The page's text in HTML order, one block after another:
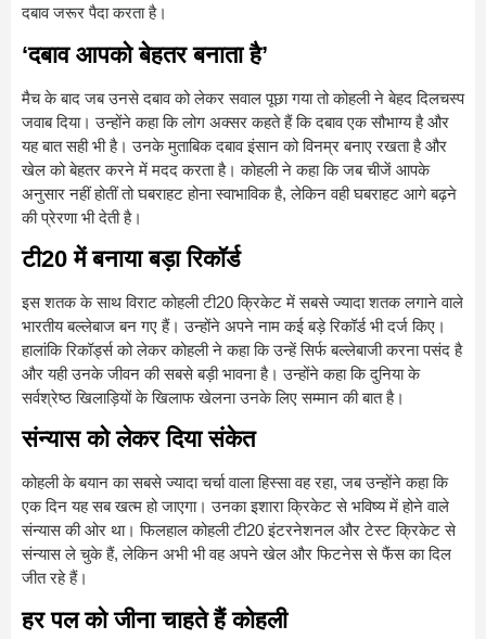
दबाव जरूर पैदा करता है।
‘दबाव आपको बेहतर बनाता है’
मैच के बाद जब उनसे दबाव को लेकर सवाल पूछा गया तो कोहली ने बेहद दिलचस्प
जवाब दिया। उन्होंने कहा कि लोग अक्सर कहते हैं कि दबाव एक सौभाग्य है और
यह बात सही भी है। उनके मुताबिक दबाव इंसान को विनम्र बनाए रखता है और
खेल को बेहतर करने में मदद करता है। कोहली ने कहा कि जब चीजें आपके
अनुसार नहीं होतीं तो घबराहट होना स्वाभाविक है, लेकिन वही घबराहट आगे बढ़ने
की प्रेरणा भी देती है।
टी20 में बनाया बड़ा रिकॉर्ड
इस शतक के साथ विराट कोहली टी20 क्रिकेट में सबसे ज्यादा शतक लगाने वाले
भारतीय बल्लेबाज बन गए हैं। उन्होंने अपने नाम कई बड़े रिकॉर्ड भी दर्ज किए।
हालांकि रिकॉर्ड्स को लेकर कोहली ने कहा कि उन्हें सिर्फ बल्लेबाजी करना पसंद है
और यही उनके जीवन की सबसे बड़ी भावना है। उन्होंने कहा कि दुनिया के
सर्वश्रेष्ठ खिलाड़ियों के खिलाफ खेलना उनके लिए सम्मान की बात है।
संन्यास को लेकर दिया संकेत
कोहली के बयान का सबसे ज्यादा चर्चा वाला हिस्सा वह रहा, जब उन्होंने कहा कि
एक दिन यह सब खत्म हो जाएगा। उनका इशारा क्रिकेट से भविष्य में होने वाले
संन्यास की ओर था। फिलहाल कोहली टी20 इंटरनेशनल और टेस्ट क्रिकेट से
संन्यास ले चुके हैं, लेकिन अभी भी वह अपने खेल और फिटनेस से फैंस का दिल
जीत रहे हैं।
हर पल को जीना चाहते हैं कोहली